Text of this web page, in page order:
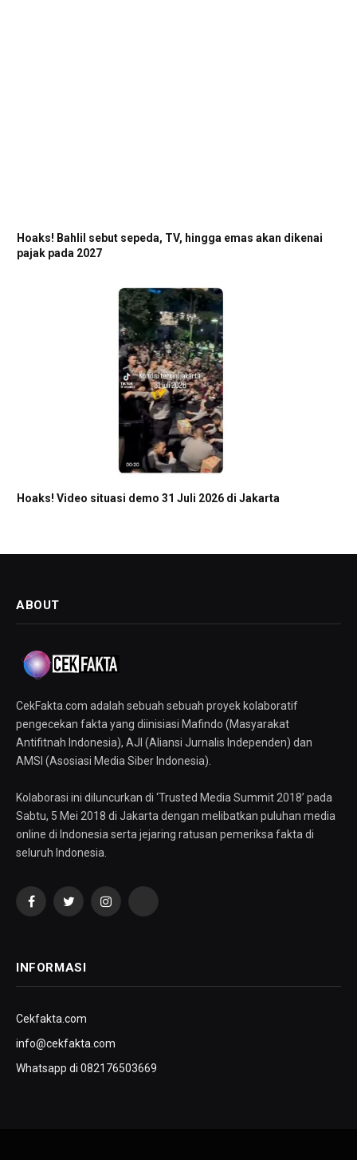
Hoaks! Bahlil sebut sepeda, TV, hingga emas akan dikenai
pajak pada 2027
Hoaks! Video situasi demo 31 Juli 2026 di Jakarta
ABOUT
CekFakta.com adalah sebuah sebuah proyek kolaboratif
pengecekan fakta yang diinisiasi Mafindo (Masyarakat
Antifitnah Indonesia), AJI (Aliansi Jurnalis Independen) dan
AMSI (Asosiasi Media Siber Indonesia).
Kolaborasi ini diluncurkan di ‘Trusted Media Summit 2018’ pada
Sabtu, 5 Mei 2018 di Jakarta dengan melibatkan puluhan media
online di Indonesia serta jejaring ratusan pemeriksa fakta di
seluruh Indonesia.
FacebookTwitterInstagramYouTube
INFORMASI
Cekfakta.com
info@cekfakta.com
Whatsapp di 082176503669